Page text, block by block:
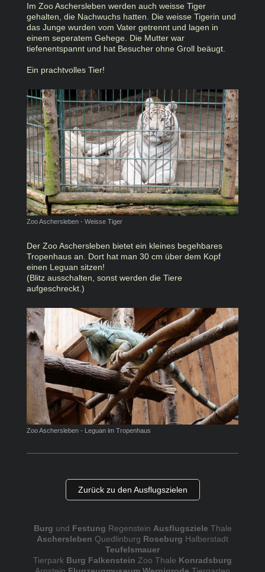
Im Zoo Aschersleben werden auch weisse Tiger
gehalten, die Nachwuchs hatten. Die weisse Tigerin und
das Junge wurden vom Vater getrennt und lagen in
einem seperatem Gehege. Die Mutter war
tiefenentspannt und hat Besucher ohne Groll beäugt.
Ein prachtvolles Tier!
Zoo Aschersleben - Weisse Tiger
Der Zoo Aschersleben bietet ein kleines begehbares
Tropenhaus an. Dort hat man 30 cm über dem Kopf
einen Leguan sitzen!
(Blitz ausschalten, sonst werden die Tiere
aufgeschreckt.)
Zoo Aschersleben - Leguan im Tropenhaus
Zurück zu den Ausflugszielen
Burg und Festung Regenstein Ausflugsziele Thale
Aschersleben Quedlinburg Roseburg Halberstadt
Teufelsmauer
Tierpark Burg Falkenstein Zoo Thale Konradsburg